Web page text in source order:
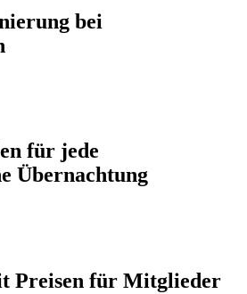
bei
für jede
Übernachtung
Preisen für Mitglieder